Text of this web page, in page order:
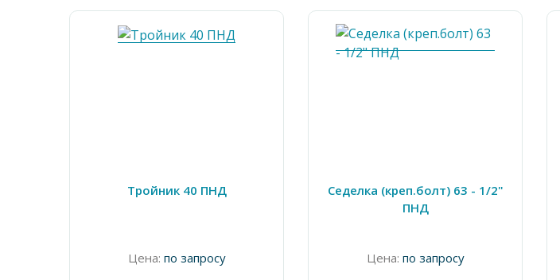
Тройник 40 ПНД
Цена: по запросу
Седелка (креп.болт) 63 - 1/2"
ПНД
Цена: по запросу